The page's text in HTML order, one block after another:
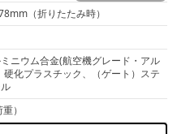
（折りたたみ時）
ミニウム合金(航空機グレード・アル
硬化プラスチック、（ゲート）ステ
）